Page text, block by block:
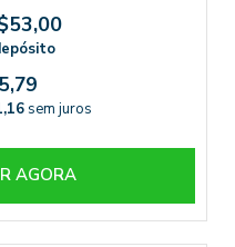
sem juros
AGORA